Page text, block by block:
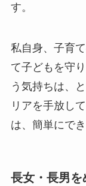
す。
私自身、子育
て子どもを守
う気持ちは、
リアを手放し
は、簡単にで
長女・長男